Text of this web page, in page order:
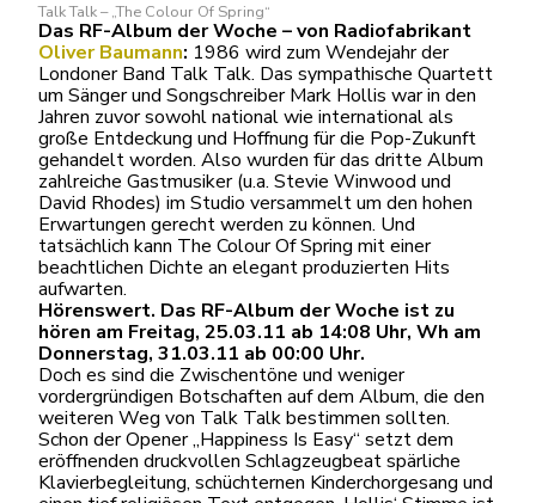
Talk Talk – „The Colour Of Spring“
Das RF-Album der Woche – von Radiofabrikant
Oliver Baumann: 1986 wird zum Wendejahr der
Londoner Band Talk Talk. Das sympathische Quartett
um Sänger und Songschreiber Mark Hollis war in den
Jahren zuvor sowohl national wie international als
große Entdeckung und Hoffnung für die Pop-Zukunft
gehandelt worden. Also wurden für das dritte Album
zahlreiche Gastmusiker (u.a. Stevie Winwood und
David Rhodes) im Studio versammelt um den hohen
Erwartungen gerecht werden zu können. Und
tatsächlich kann The Colour Of Spring mit einer
beachtlichen Dichte an elegant produzierten Hits
aufwarten.
Hörenswert. Das RF-Album der Woche ist zu
hören am Freitag, 25.03.11 ab 14:08 Uhr, Wh am
Donnerstag, 31.03.11 ab 00:00 Uhr.
Doch es sind die Zwischentöne und weniger
vordergründigen Botschaften auf dem Album, die den
weiteren Weg von Talk Talk bestimmen sollten.
Schon der Opener „Happiness Is Easy“ setzt dem
eröffnenden druckvollen Schlagzeugbeat spärliche
Klavierbegleitung, schüchternen Kinderchorgesang und